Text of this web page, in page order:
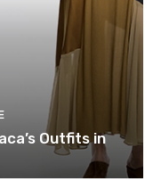
Outfits in